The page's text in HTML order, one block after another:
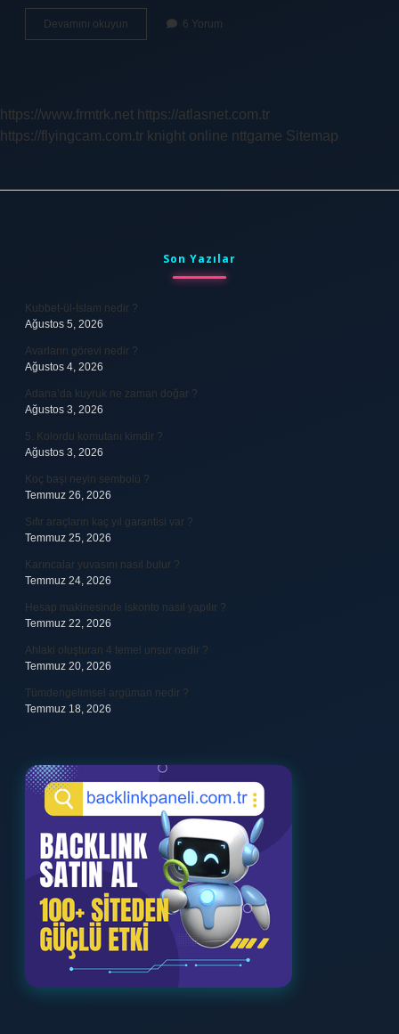
Devamını okuyun
kelimesinin
6 Yorum
https://www.frmtrk.net https://atlasnet.com.tr
https://flyingcam.com.tr knight online nttgame Sitemap
Son Yazılar
Kubbet-ül-İslam nedir ?
Ağustos 5, 2026
Avarların görevi nedir ?
Ağustos 4, 2026
Adana’da kuyruk ne zaman doğar ?
Ağustos 3, 2026
5. Kolordu komutanı kimdir ?
Ağustos 3, 2026
Koç başı neyin sembolü ?
Temmuz 26, 2026
Sıfır araçların kaç yıl garantisi var ?
Temmuz 25, 2026
Karıncalar yuvasını nasıl bulur ?
Temmuz 24, 2026
Hesap makinesinde iskonto nasıl yapılır ?
Temmuz 22, 2026
Ahlaki oluşturan 4 temel unsur nedir ?
Temmuz 20, 2026
Tümdengelimsel argüman nedir ?
Temmuz 18, 2026